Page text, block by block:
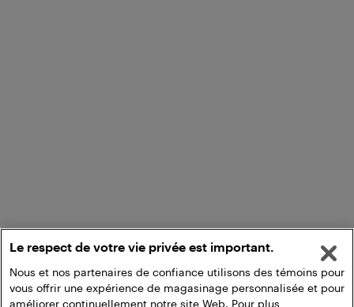
Le respect de votre vie privée est important.
Nous et nos partenaires de confiance utilisons des témoins pour
vous offrir une expérience de magasinage personnalisée et pour
améliorer continuellement notre site Web. Pour plus